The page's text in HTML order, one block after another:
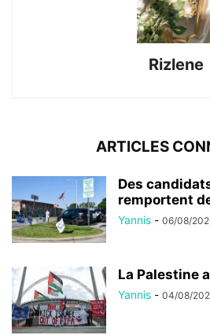
Rizlene
ARTICLES
Des
remportent
Yannis - 06/08/
La Palestine
Yannis - 04/08/